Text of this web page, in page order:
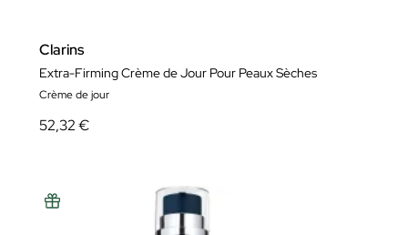
Clarins
Extra-Firming Crème de Jour Pour Peaux Sèches
Crème de jour
52,32 €